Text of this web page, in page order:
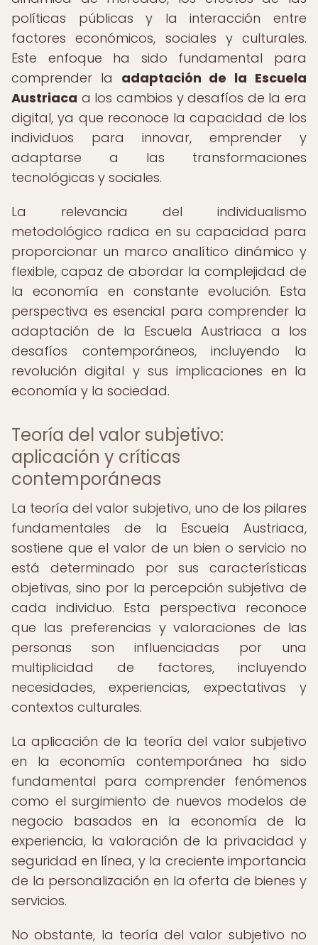
políticas públicas y la interacción entre
factores económicos, sociales y culturales.
Este enfoque ha sido fundamental para
comprender la adaptación de la Escuela
Austriaca a los cambios y desafíos de la era
digital, ya que reconoce la capacidad de los
individuos para innovar, emprender y
adaptarse a las transformaciones
tecnológicas y sociales.
La relevancia del individualismo
metodológico radica en su capacidad para
proporcionar un marco analítico dinámico y
flexible, capaz de abordar la complejidad de
la economía en constante evolución. Esta
perspectiva es esencial para comprender la
adaptación de la Escuela Austriaca a los
desafíos contemporáneos, incluyendo la
revolución digital y sus implicaciones en la
economía y la sociedad.
Teoría del valor subjetivo:
aplicación y críticas
contemporáneas
La teoría del valor subjetivo, uno de los pilares
fundamentales de la Escuela Austriaca,
sostiene que el valor de un bien o servicio no
está determinado por sus características
objetivas, sino por la percepción subjetiva de
cada individuo. Esta perspectiva reconoce
que las preferencias y valoraciones de las
personas son influenciadas por una
multiplicidad de factores, incluyendo
necesidades, experiencias, expectativas y
contextos culturales.
La aplicación de la teoría del valor subjetivo
en la economía contemporánea ha sido
fundamental para comprender fenómenos
como el surgimiento de nuevos modelos de
negocio basados en la economía de la
experiencia, la valoración de la privacidad y
seguridad en línea, y la creciente importancia
de la personalización en la oferta de bienes y
servicios.
No obstante, la teoría del valor subjetivo no